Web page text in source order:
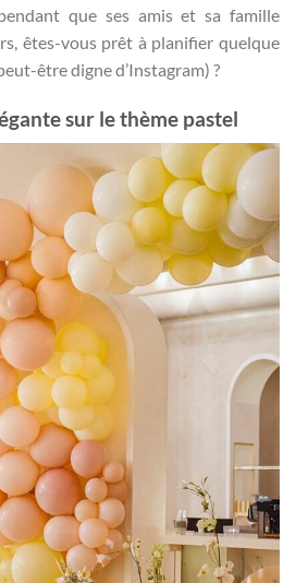
que ses amis et sa famille
êtes-vous prêt à planifier quelque
être digne d’Instagram) ?
sur le thème pastel